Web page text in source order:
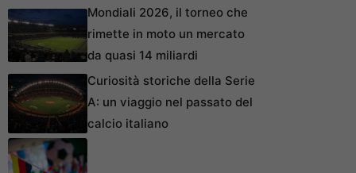
Mondiali 2026, il torneo che
rimette in moto un mercato
da quasi 14 miliardi
Curiosità storiche della Serie
A: un viaggio nel passato del
calcio italiano